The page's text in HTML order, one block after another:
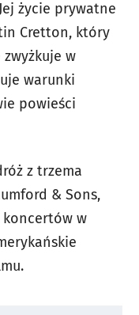
życie prywatne
Cretton, który
w
warunki
powieści
z trzema
& Sons,
koncertów w